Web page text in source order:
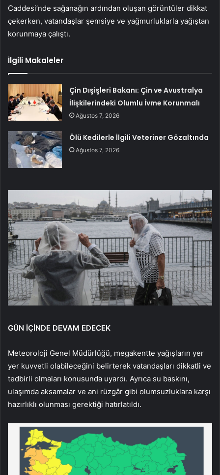
Caddesi’nde sağanağın ardından oluşan görüntüler dikkat
çekerken, vatandaşlar şemsiye ve yağmurluklarla yağıştan
korunmaya çalıştı.
İlgili Makaleler
Çin Dışişleri Bakanı: Çin ve Avustralya
İlişkilerindeki Olumlu İvme Korunmalı
Ağustos 7, 2026
Ölü Kedilerle İlgili Veteriner Gözaltında
Ağustos 7, 2026
GÜN İÇİNDE DEVAM EDECEK
Meteoroloji Genel Müdürlüğü, megakentte yağışların yer
yer kuvvetli olabileceğini belirterek vatandaşları dikkatli ve
tedbirli olmaları konusunda uyardı. Ayrıca su baskını,
ulaşımda aksamalar ve ani rüzgâr gibi olumsuzluklara karşı
hazırlıklı olunması gerektiği hatırlatıldı.